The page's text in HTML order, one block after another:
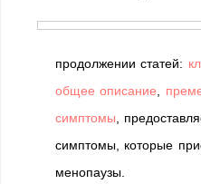
продолжении статей:
общее описание
симптомы ,
симптомы, которые
менопаузы.